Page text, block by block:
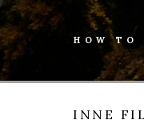
HOW TO
INNE